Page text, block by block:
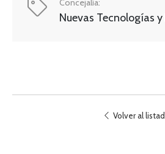
Concejalía:
Nuevas Tecnologías
Volver al